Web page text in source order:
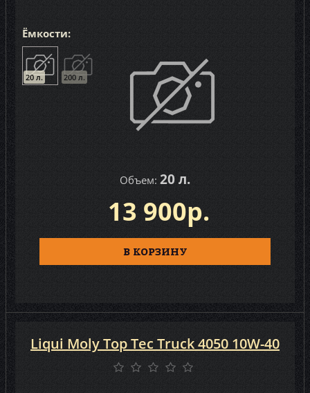
Ёмкости:
20 л. 200 л.
Объем: 20 л.
13 900р.
В КОРЗИНУ
Liqui Moly Top Tec Truck 4050 10W-40